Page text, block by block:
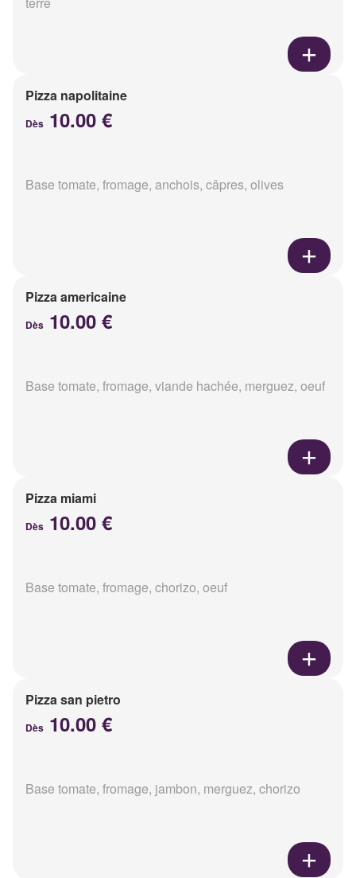
Pizza napolitaine
Dès 10.00 €
Base tomate, fromage, anchois, câpres, olives
Pizza americaine
Dès 10.00 €
Base tomate, fromage, viande hachée, merguez, oeuf
Pizza miami
Dès 10.00 €
Base tomate, fromage, chorizo, oeuf
Pizza san pietro
Dès 10.00 €
Base tomate, fromage, jambon, merguez, chorizo